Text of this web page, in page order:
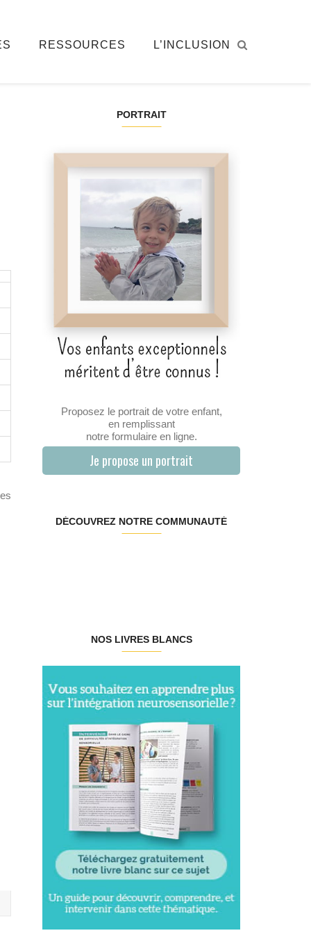
RESSOURCES L’INCLUSION
PORTRAIT
Proposez le portrait de votre enfant,
en remplissant
notre formulaire en ligne.
Je propose un portrait
DÉCOUVREZ NOTRE COMMUNAUTÉ
NOS LIVRES BLANCS